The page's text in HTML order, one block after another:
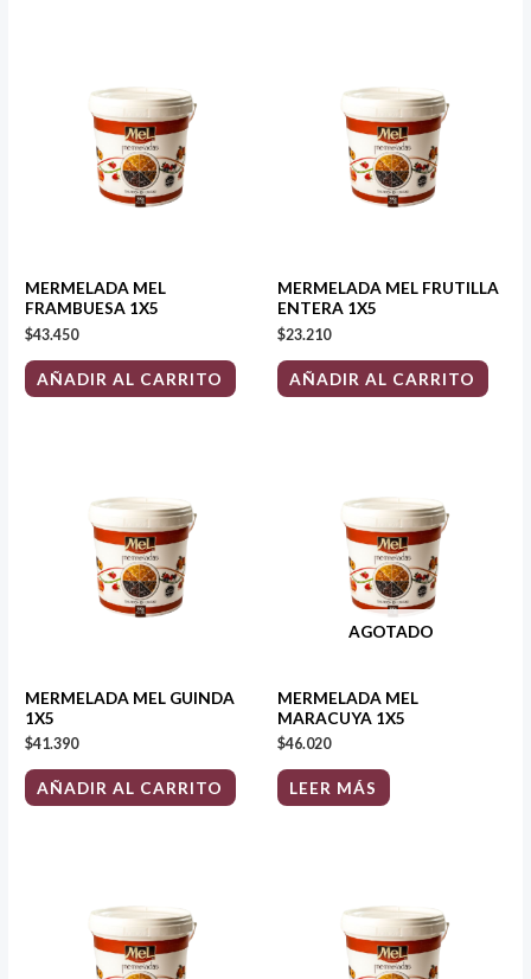
MERMELADA MEL
FRAMBUESA 1X5
$43.450
AÑADIR AL CARRITO
MERMELADA MEL FRUTILLA
ENTERA 1X5
$23.210
AÑADIR AL CARRITO
MERMELADA MEL GUINDA
1X5
$41.390
AÑADIR AL CARRITO
AGOTADO
MERMELADA MEL
MARACUYA 1X5
$46.020
LEER MÁS